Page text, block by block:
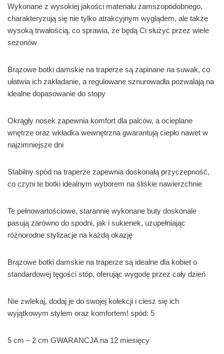
Wykonane z wysokiej jakości materiału zamszopodobnego,
charakteryzują się nie tylko atrakcyjnym wyglądem, ale także
wysoką trwałością, co sprawia, że będą Ci służyć przez wiele
sezonów
Brązowe botki damskie na traperze są zapinane na suwak, co
ułatwia ich zakładanie, a regulowane sznurowadła pozwalają na
idealne dopasowanie do stopy
Okrągły nosek zapewnia komfort dla palców, a ocieplane
wnętrze oraz wkładka wewnętrzna gwarantują ciepło nawet w
najzimniejsze dni
Stabilny spód na traperze zapewnia doskonałą przyczepność,
co czyni te botki idealnym wyborem na śliskie nawierzchnie
Te pełnowartościowe, starannie wykonane buty doskonale
pasują zarówno do spodni, jak i sukienek, uzupełniając
różnorodne stylizacje na każdą okazję
Brązowe botki damskie na traperze są idealne dla kobiet o
standardowej tęgości stóp, oferując wygodę przez cały dzień
Nie zwlekaj, dodaj je do swojej kolekcji i ciesz się ich
wyjątkowym stylem oraz komfortem! spód: 5
5 cm – 2 cm GWARANCJA na 12 miesięcy